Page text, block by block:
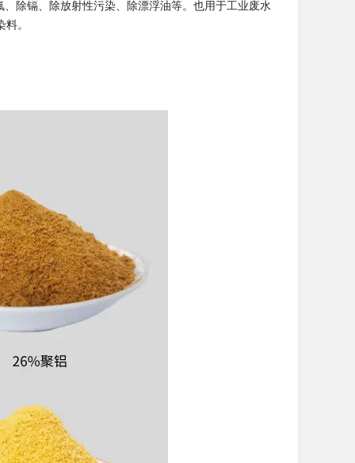
除镉、除放射性污染、除漂浮油等。也用于工业废水
。